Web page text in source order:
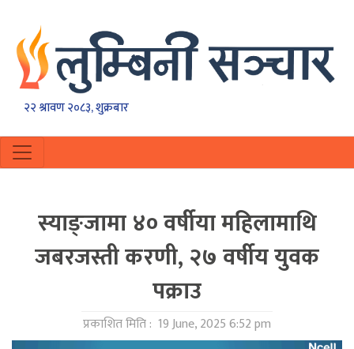
२२ श्रावण २०८३, शुक्रबार
स्याङ्जामा ४० वर्षीया महिलामाथि
जबरजस्ती करणी, २७ वर्षीय युवक
पक्राउ
प्रकाशित मिति : 19 June, 2025 6:52 pm